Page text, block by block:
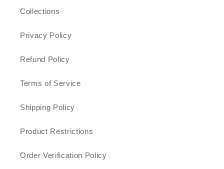
Collections
Privacy Policy
Refund Policy
Terms of Service
Shipping Policy
Product Restrictions
Order Verification Policy